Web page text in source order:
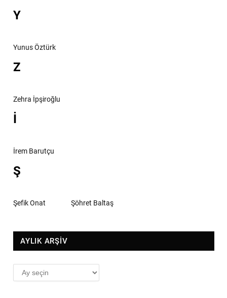
Y
Yunus Öztürk
Z
Zehra İpşiroğlu
İ
İrem Barutçu
Ş
Şefik Onat Şöhret Baltaş
AYLIK ARŞİV
AYLIK
ARŞİV